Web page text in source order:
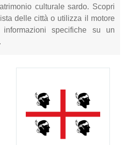
culturale sardo. Scopri
delle città o utilizza il motore
specifiche su un